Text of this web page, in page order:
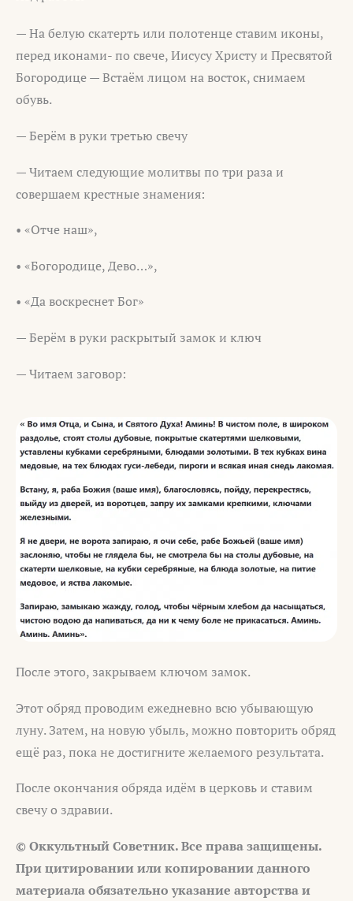
— На белую скатерть или полотенце ставим иконы,
перед иконами- по свече, Иисусу Христу и Пресвятой
Богородице — Встаём лицом на восток, снимаем
обувь.
— Берём в руки третью свечу
— Читаем следующие молитвы по три раза и
совершаем крестные знамения:
• «Отче наш»,
• «Богородице, Дево…»,
• «Да воскреснет Бог»
— Берём в руки раскрытый замок и ключ
— Читаем заговор:
После этого, закрываем ключом замок.
Этот обряд проводим ежедневно всю убывающую
луну. Затем, на новую убыль, можно повторить обряд
ещё раз, пока не достигните желаемого результата.
После окончания обряда идём в церковь и ставим
свечу о здравии.
© Оккультный Советник. Все права защищены.
При цитировании или копировании данного
материала обязательно указание авторства и